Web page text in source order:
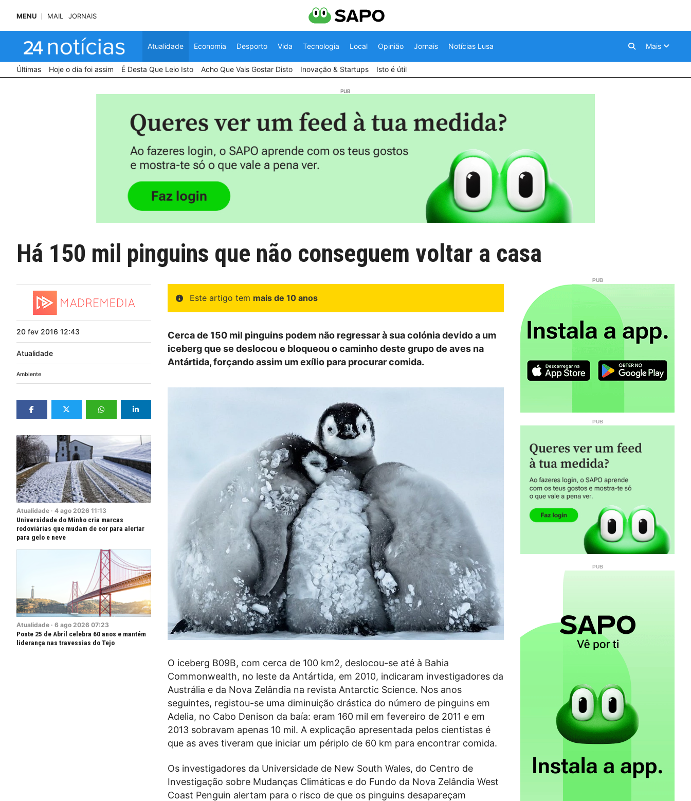
MENU MAIL JORNAIS
Atualidade Economia Desporto Vida Tecnologia Local Opinião Jornais Notícias Lusa Mais
Últimas Hoje o dia foi assim É Desta Que Leio Isto Acho Que Vais Gostar Disto Inovação & Startups Isto é útil
Há 150 mil pinguins que não conseguem voltar a casa
20 fev 2016 12:43
Atualidade
Ambiente
Atualidade · 4 ago 2026 11:13
Universidade do Minho cria marcas
rodoviárias que mudam de cor para alertar
para gelo e neve
Atualidade · 6 ago 2026 07:23
Ponte 25 de Abril celebra 60 anos e mantém
liderança nas travessias do Tejo
Este artigo tem mais de 10 anos
Cerca de 150 mil pinguins podem não regressar à sua colónia devido a um
iceberg que se deslocou e bloqueou o caminho deste grupo de aves na
Antártida, forçando assim um exílio para procurar comida.
O iceberg B09B, com cerca de 100 km2, deslocou-se até à Bahia
Commonwealth, no leste da Antártida, em 2010, indicaram investigadores da
Austrália e da Nova Zelândia na revista Antarctic Science. Nos anos
seguintes, registou-se uma diminuição drástica do número de pinguins em
Adelia, no Cabo Denison da baía: eram 160 mil em fevereiro de 2011 e em
2013 sobravam apenas 10 mil. A explicação apresentada pelos cientistas é
que as aves tiveram que iniciar um périplo de 60 km para encontrar comida.
Os investigadores da Universidade de New South Wales, do Centro de
Investigação sobre Mudanças Climáticas e do Fundo da Nova Zelândia West
Coast Penguin alertam para o risco de que os pinguins desapareçam